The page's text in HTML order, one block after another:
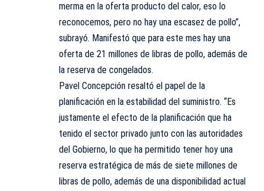
merma en la oferta producto del calor, eso lo
reconocemos, pero no hay una escasez de pollo”,
subrayó. Manifestó que para este mes hay una
oferta de 21 millones de libras de pollo, además de
la reserva de congelados.
Pavel Concepción resaltó el papel de la
planificación en la estabilidad del suministro. “Es
justamente el efecto de la planificación que ha
tenido el sector privado junto con las autoridades
del Gobierno, lo que ha permitido tener hoy una
reserva estratégica de más de siete millones de
libras de pollo, además de una disponibilidad actual